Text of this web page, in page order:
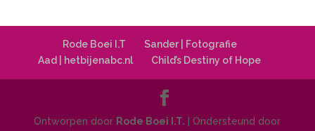
Rode Boei I.T
Sander | Fotografie
Aad | hetbijenabc.nl
Child’s Destiny of Hope
Ontworpen door Rode Boei I.T. | Ondersteund door